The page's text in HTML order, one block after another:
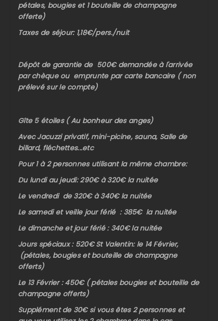
pétales, bougies et 1 bouteille de champagne
offerte)
Taxes de séjour: 1,18€/pers./nuit
Dépôt de garantie de 500€ demandée à l'arrivée
par chèque ou emprunte par carte bancaire ( non
prélevé sur le compte)
Gîte 5 étoiles ( Au bonheur des anges)
Avec Jacuzzi privatif, mini-picine, sauna, Salle de
billard, fléchettes...etc
Pour 1 à 2 personnes utilisant la même chambre:
Du lundi au jeudi: 290€ à 320€ la nuitée
Le vendredi de 320€ à 340€ la nuitée
Le samedi et veille jour férié : 385€ la nuitée
Le dimanche et jour férié : 340€ la nuitée
Jours spéciaux : 520€ St Valentin: le 14 Février,
(pétales, bougies et bouteille de champagne
offerts)
Le 13 Février : 450€ ( pétales bougies et bouteille de
champagne offerts)
Supplément de 30€ si vous êtes 2 personnes et